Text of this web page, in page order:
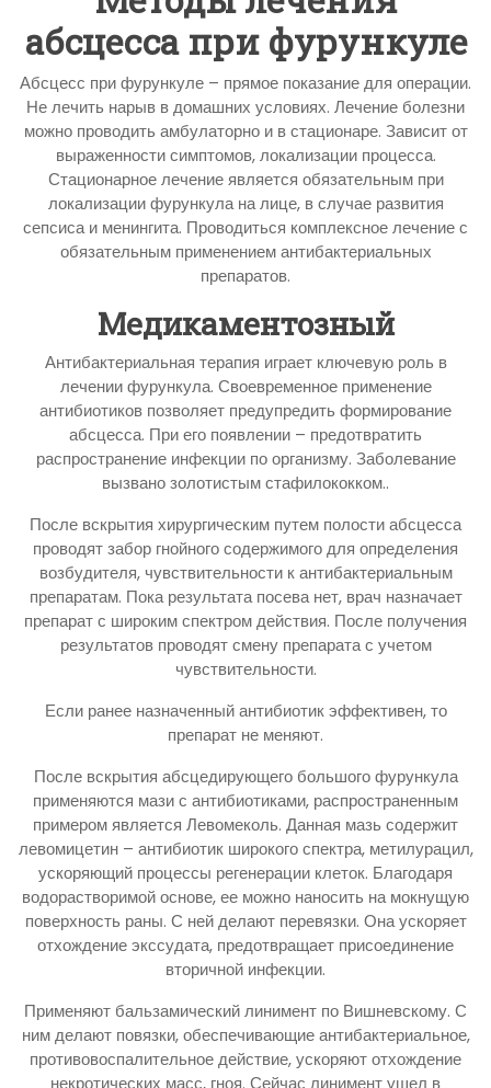
абсцесса при фурункуле
Абсцесс при фурункуле – прямое показание для операции.
Не лечить нарыв в домашних условиях. Лечение болезни
можно проводить амбулаторно и в стационаре. Зависит от
выраженности симптомов, локализации процесса.
Стационарное лечение является обязательным при
локализации фурункула на лице, в случае развития
сепсиса и менингита. Проводиться комплексное лечение с
обязательным применением антибактериальных
препаратов.
Медикаментозный
Антибактериальная терапия играет ключевую роль в
лечении фурункула. Своевременное применение
антибиотиков позволяет предупредить формирование
абсцесса. При его появлении – предотвратить
распространение инфекции по организму. Заболевание
вызвано золотистым стафилококком..
После вскрытия хирургическим путем полости абсцесса
проводят забор гнойного содержимого для определения
возбудителя, чувствительности к антибактериальным
препаратам. Пока результата посева нет, врач назначает
препарат с широким спектром действия. После получения
результатов проводят смену препарата с учетом
чувствительности.
Если ранее назначенный антибиотик эффективен, то
препарат не меняют.
После вскрытия абсцедирующего большого фурункула
применяются мази с антибиотиками, распространенным
примером является Левомеколь. Данная мазь содержит
левомицетин – антибиотик широкого спектра, метилурацил,
ускоряющий процессы регенерации клеток. Благодаря
водорастворимой основе, ее можно наносить на мокнущую
поверхность раны. С ней делают перевязки. Она ускоряет
отхождение экссудата, предотвращает присоединение
вторичной инфекции.
Применяют бальзамический линимент по Вишневскому. С
ним делают повязки, обеспечивающие антибактериальное,
противовоспалительное действие, ускоряют отхождение
некротических масс, гноя. Сейчас линимент ушел в